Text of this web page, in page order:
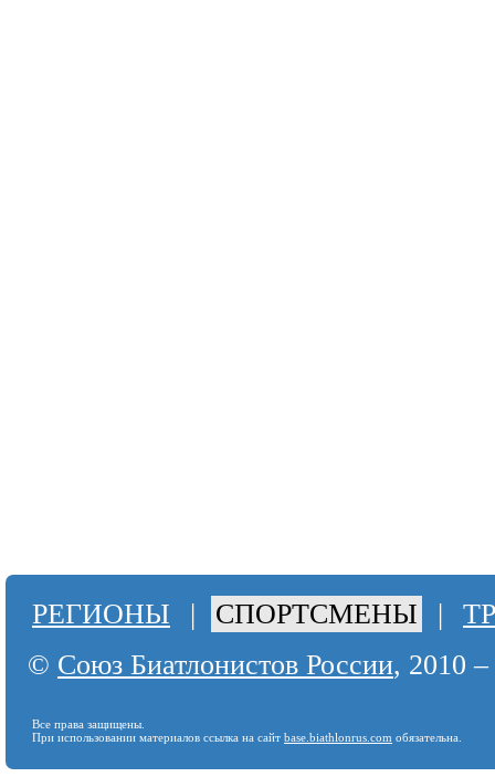
РЕГИОНЫ | СПОРТСМЕНЫ |
© Союз Биатлонистов России, 2010
Все права защищены.
При использовании материалов ссылка на сайт base.biathlonrus.com обязательна.